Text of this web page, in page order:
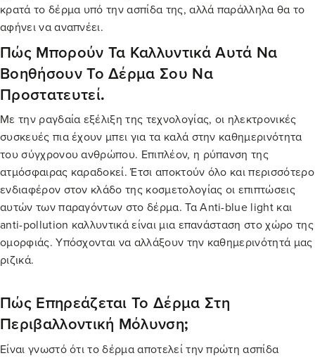
κρατά το δέρμα υπό την ασπίδα της, αλλά παράλληλα θα το
αφήνει να αναπνέει.
Πώς Μπορούν Τα Καλλυντικά Αυτά Να
Βοηθήσουν Το Δέρμα Σου Να
Προστατευτεί.
Με την ραγδαία εξέλιξη της τεχνολογίας, οι ηλεκτρονικές
συσκευές πια έχουν μπει για τα καλά στην καθημερινότητα
του σύγχρονου ανθρώπου. Επιπλέον, η ρύπανση της
ατμόσφαιρας καραδοκεί. Έτσι αποκτούν όλο και περισσότερο
ενδιαφέρον στον κλάδο της κοσμετολογίας οι επιπτώσεις
αυτών των παραγόντων στο δέρμα. Τα Anti-blue light και
anti-pollution καλλυντικά είναι μια επανάσταση στο χώρο της
ομορφιάς. Υπόσχονται να αλλάξουν την καθημερινότητά μας
ριζικά.
Πώς Επηρεάζεται Το Δέρμα Στη
Περιβαλλοντική Μόλυνση;
Είναι γνωστό ότι το δέρμα αποτελεί την πρώτη ασπίδα